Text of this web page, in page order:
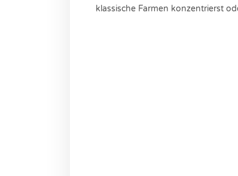
klassische Farmen konzentrierst